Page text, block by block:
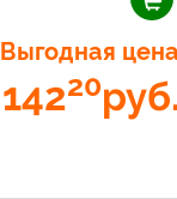
Выгодная цена
14220руб.